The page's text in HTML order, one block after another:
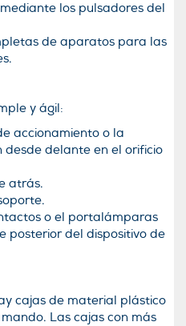
los pulsadores del
de aparatos para las
y ágil:
accionamiento o la
delante en el orificio
atrás.
o el portalámparas
posterior del dispositivo de
cajas de material plástico
Las cajas con más